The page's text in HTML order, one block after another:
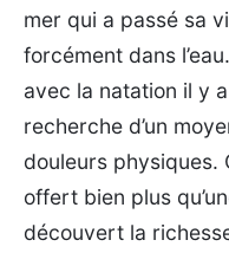
mer qui a passé sa
forcément dans
avec la natation il y
recherche d’un
douleurs physiques.
offert bien plus
découvert la